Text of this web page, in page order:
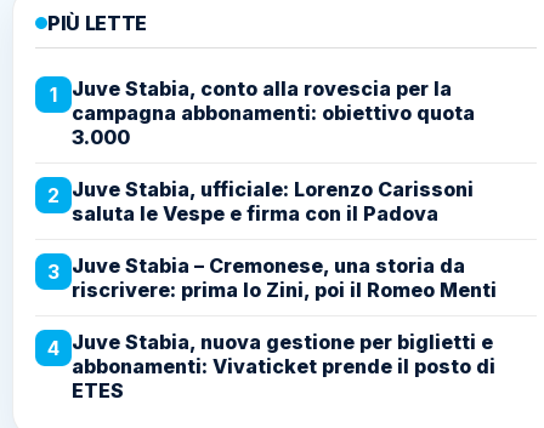
PIÙ LETTE
1
Juve Stabia, conto alla rovescia per la
campagna abbonamenti: obiettivo quota
3.000
2 Juve Stabia, ufficiale: Lorenzo Carissoni
saluta le Vespe e firma con il Padova
3 Juve Stabia – Cremonese, una storia da
riscrivere: prima lo Zini, poi il Romeo Menti
4 Juve Stabia, nuova gestione per biglietti e
abbonamenti: Vivaticket prende il posto di
ETES